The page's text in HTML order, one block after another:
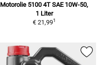
Motorolie 5100 4T SAE 10W-50,
1 Liter
€ 21,991